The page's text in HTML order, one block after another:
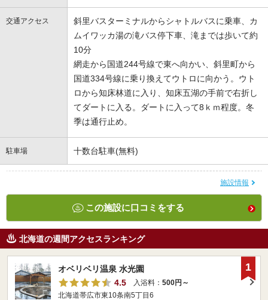
交通アクセス
斜里バスターミナルからシャトルバスに乗車、カ
ムイワッカ湯の滝バス停下車、滝までは歩いて約
10分
網走から国道244号線で東へ向かい、斜里町から
国道334号線に乗り換えてウトロに向かう。ウト
ロから知床林道に入り、知床五湖の手前で右折し
てダートに入る。ダートに入って8ｋｍ程度。冬
季は通行止め。
駐車場 十数台駐車(無料)
施設情報
この施設に口コミをする
北海道の週間アクセスランキング
オベリベリ温泉 水光園
4.5
入浴料： 500円～
北海道帯広市東10条南5丁目6
1